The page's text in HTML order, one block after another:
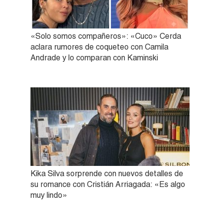
«Solo somos compañeros»: «Cuco» Cerda
aclara rumores de coqueteo con Camila
Andrade y lo comparan con Kaminski
Kika Silva sorprende con nuevos detalles de
su romance con Cristián Arriagada: «Es algo
muy lindo»